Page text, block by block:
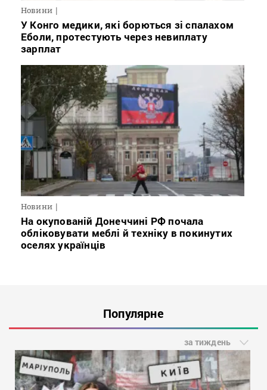
Новини
У Конго медики, які борються зі спалахом
Еболи, протестують через невиплату
зарплат
Новини
На окупованій Донеччині РФ почала
обліковувати меблі й техніку в покинутих
оселях українців
Популярне
за тиждень